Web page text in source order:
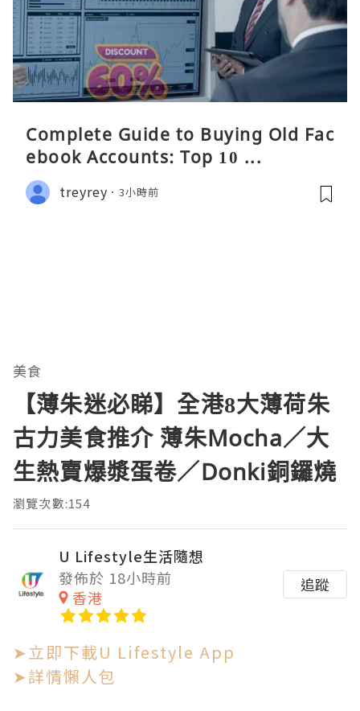
Complete Guide to Buying Old Fac
ebook Accounts: Top 10 ...
treyrey 3小時前
美食
【薄朱迷必睇】全港8大薄荷朱
古力美食推介 薄朱Mocha／大
生熱賣爆漿蛋卷／Donki銅鑼燒
瀏覽次數:154
U Lifestyle生活隨想
發佈於 18小時前
香港
追蹤
➤立即下載U Lifestyle App
➤詳情懶人包